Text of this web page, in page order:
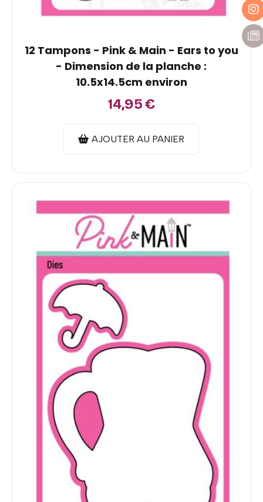
12 Tampons - Pink & Main - Ears to you
- Dimension de la planche :
10.5x14.5cm environ
14,95€
AJOUTER AU PANIER